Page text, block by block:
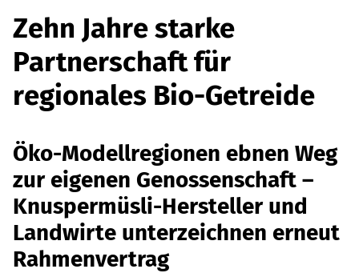
Zehn Jahre starke
Partnerschaft für
regionales Bio-Getreide
Öko-Modellregionen ebnen Weg
zur eigenen Genossenschaft –
Knuspermüsli-Hersteller und
Landwirte unterzeichnen erneut
Rahmenvertrag